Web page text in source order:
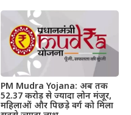
PM Mudra Yojana: अब तक
52.37 करोड़ से ज्यादा लोन मंजूर,
महिलाओं और पिछड़े वर्ग को मिला